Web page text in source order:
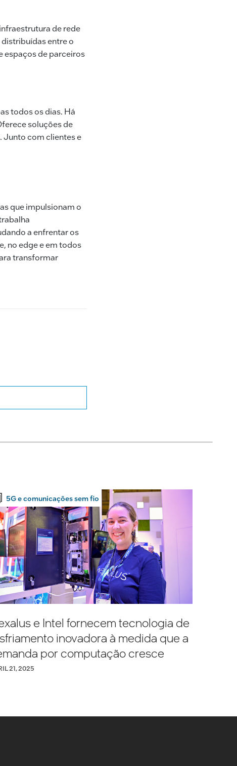
de rede
entre o
espaços de parceiros
todos os dias. Há
soluções de
Junto com clientes e
que impulsionam o
a enfrentar os
no edge e em todos
transformar
5G e comunicações sem fio
e Intel fornecem tecnologia de
inovadora à medida que a
por computação cresce
21, 2025